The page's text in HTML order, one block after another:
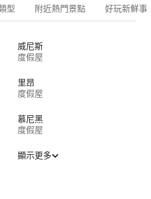
型 附近熱門景點 好玩新鮮事
威尼斯
度假屋
里昂
度假屋
慕尼黑
度假屋
顯示更多